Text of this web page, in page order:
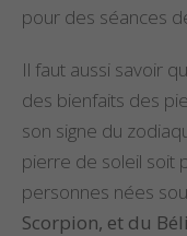
pour des séances
Il faut aussi savoir
des bienfaits des
son signe du
pierre de soleil soit
personnes nées
Scorpion, et du